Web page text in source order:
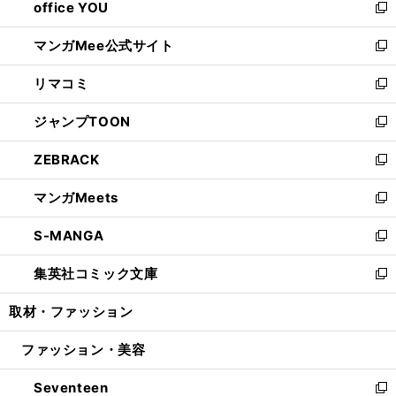
く
で
開
く
ィ
ン
ド
ウ
で
開
く
い
ウ
ィ
ン
ド
ウ
で
開
く
office YOU
新
し
い
ウ
ィ
ン
ド
ウ
で
開
く
マンガMee公式サイト
新
し
い
ウ
ィ
ン
ド
ウ
で
開
く
リマコミ
新
し
い
ウ
ィ
ン
ド
ウ
で
開
く
ジャンプTOON
新
し
い
ウ
ィ
ン
ド
ウ
で
開
ZEBRACK
新
し
い
ウ
ィ
ン
ド
ウ
開
マンガMeets
新
し
い
ウ
ィ
ン
ウ
開
く
S-MANGA
新
し
い
ウ
ン
ウ
で
集英社コミック文庫
新
し
ウ
ン
ド
取材・ファッション
ファッション・美容
Seventeen 新